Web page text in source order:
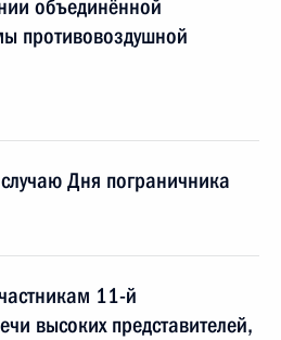
объединённой
противовоздушной
Дня пограничника
11-й
высоких представителей,